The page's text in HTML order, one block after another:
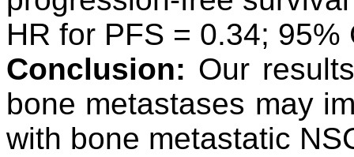
HR for PFS = 0.34; 95%
Conclusion: Our
bone metastases may
with bone metastatic